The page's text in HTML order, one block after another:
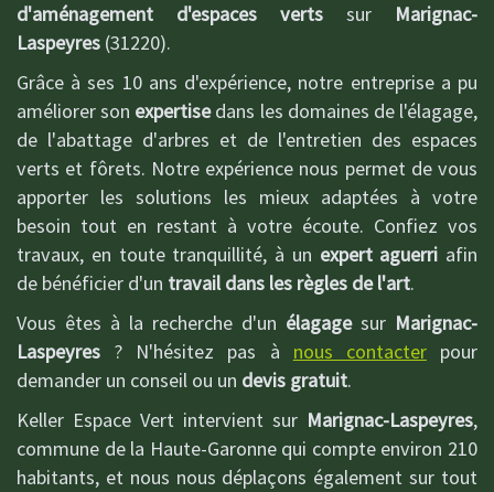
d'aménagement d'espaces verts sur Marignac-
Laspeyres (31220).
Grâce à ses 10 ans d'expérience, notre entreprise a pu
améliorer son expertisedans les domaines de l'élagage,
de l'abattage d'arbres et de l'entretien des espaces
verts et fôrets. Notre expérience nous permet de vous
apporter les solutions les mieux adaptées à votre
besoin tout en restant à votre écoute. Confiez vos
travaux, en toute tranquillité, à un expert aguerri afin
de bénéficier d'un travail dans les règles de l'art.
Vous êtes à la recherche d'un élagagesur Marignac-
Laspeyres ? N'hésitez pas à nous contacterpour
demander un conseil ou un devis gratuit.
Keller Espace Vert intervient sur Marignac-Laspeyres,
commune de la Haute-Garonne qui compte environ 210
habitants, et nous nous déplaçons également sur tout